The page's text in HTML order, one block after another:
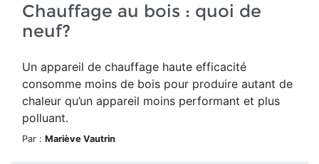
Chauffage au bois : quoi de
neuf?
Un appareil de chauffage haute efficacité
consomme moins de bois pour produire autant de
chaleur qu’un appareil moins performant et plus
polluant.
Par : Mariève Vautrin